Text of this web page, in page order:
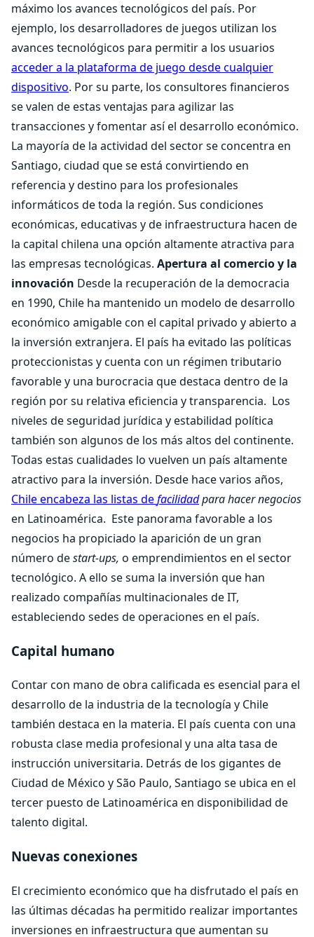
máximo los avances tecnológicos del país. Por
ejemplo, los desarrolladores de juegos utilizan los
avances tecnológicos para permitir a los usuarios
acceder a la plataforma de juego desde cualquier
dispositivo. Por su parte, los consultores financieros
se valen de estas ventajas para agilizar las
transacciones y fomentar así el desarrollo económico.
La mayoría de la actividad del sector se concentra en
Santiago, ciudad que se está convirtiendo en
referencia y destino para los profesionales
informáticos de toda la región. Sus condiciones
económicas, educativas y de infraestructura hacen de
la capital chilena una opción altamente atractiva para
las empresas tecnológicas. Apertura al comercio y la
innovación Desde la recuperación de la democracia
en 1990, Chile ha mantenido un modelo de desarrollo
económico amigable con el capital privado y abierto a
la inversión extranjera. El país ha evitado las políticas
proteccionistas y cuenta con un régimen tributario
favorable y una burocracia que destaca dentro de la
región por su relativa eficiencia y transparencia. Los
niveles de seguridad jurídica y estabilidad política
también son algunos de los más altos del continente.
Todas estas cualidades lo vuelven un país altamente
atractivo para la inversión. Desde hace varios años,
Chile encabeza las listas defacilidadpara hacer negocios
en Latinoamérica. Este panorama favorable a los
negocios ha propiciado la aparición de un gran
número destart-ups, o emprendimientos en el sector
tecnológico. A ello se suma la inversión que han
realizado compañías multinacionales de IT,
estableciendo sedes de operaciones en el país.
Capital humano
Contar con mano de obra calificada es esencial para el
desarrollo de la industria de la tecnología y Chile
también destaca en la materia. El país cuenta con una
robusta clase media profesional y una alta tasa de
instrucción universitaria. Detrás de los gigantes de
Ciudad de México y São Paulo, Santiago se ubica en el
tercer puesto de Latinoamérica en disponibilidad de
talento digital.
Nuevas conexiones
El crecimiento económico que ha disfrutado el país en
las últimas décadas ha permitido realizar importantes
inversiones en infraestructura que aumentan su